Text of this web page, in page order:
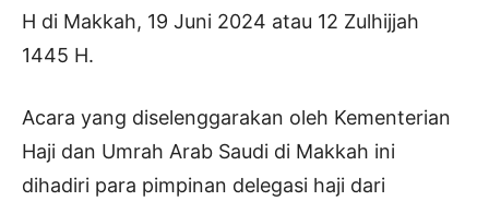
H di Makkah, 19 Juni 2024 atau 12 Zulhijjah
1445 H.
Acara yang diselenggarakan oleh Kementerian
Haji dan Umrah Arab Saudi di Makkah ini
dihadiri para pimpinan delegasi haji dari